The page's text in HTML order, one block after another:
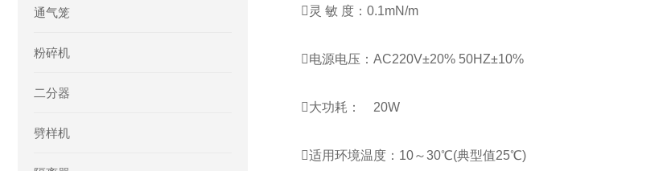
通气笼
粉碎机
二分器
劈样机
灵 敏 度：0.1mN/m
电源电压：AC220V±20% 50HZ±10%
大功耗： 20W
适用环境温度：10～30℃(典型值25℃)